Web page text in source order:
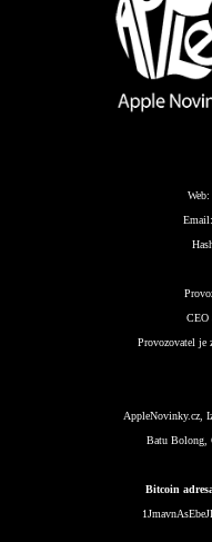
Web:
Email:
CEO
Provozovatel je
AppleNovinky.cz,
Batu Bolong,
Bitcoin